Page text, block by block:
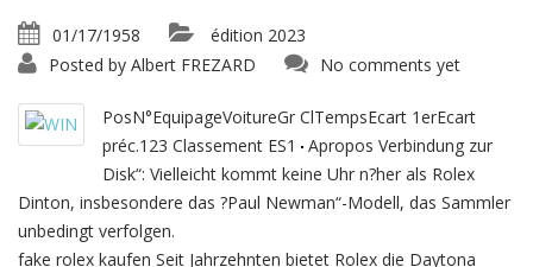
01/17/1958
édition 2023
Posted by Albert FREZARD No comments yet
PosN°EquipageVoitureGr ClTempsEcart 1erEcart
préc.123 Classement ES1
Apropos Verbindung zur
Disk“: Vielleicht kommt keine Uhr n?her als Rolex
Dinton, insbesondere das ?Paul Newman“-Modell, das Sammler
unbedingt verfolgen.
fake rolex kaufen Seit Jahrzehnten bietet Rolex die Daytona